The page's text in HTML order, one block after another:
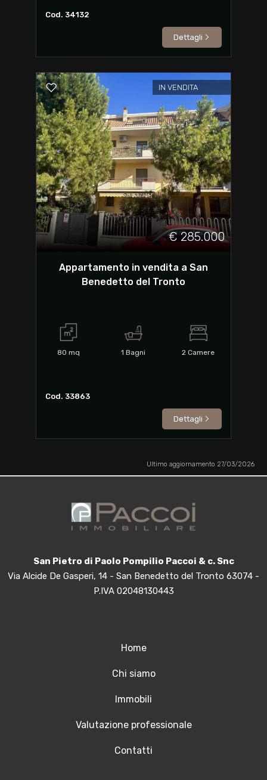
Cod. 34132
Dettagli
IN VENDITA
€ 285.000
Appartamento in vendita a San
Benedetto del Tronto
80 mq 1 Bagni 2 Camere
Cod. 33863
Dettagli
Ultimo aggiornamento 27/03/2026
San Pietro di Paolo Pompilio Paccoi & c. Snc
Via Alcide De Gasperi, 14 - San Benedetto del Tronto 63074 -
P.IVA 02048130443
Home
Chi siamo
Immobili
Valutazione professionale
Contatti